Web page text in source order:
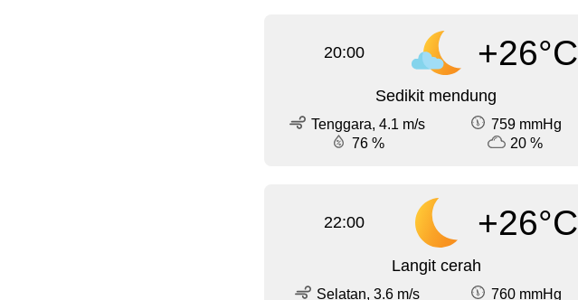
20:00 +26°C
Sedikit mendung
Tenggara, 4.1 m/s
759 mmHg
76 %
20 %
22:00 +26°C
Langit cerah
Selatan, 3.6 m/s
760 mmHg